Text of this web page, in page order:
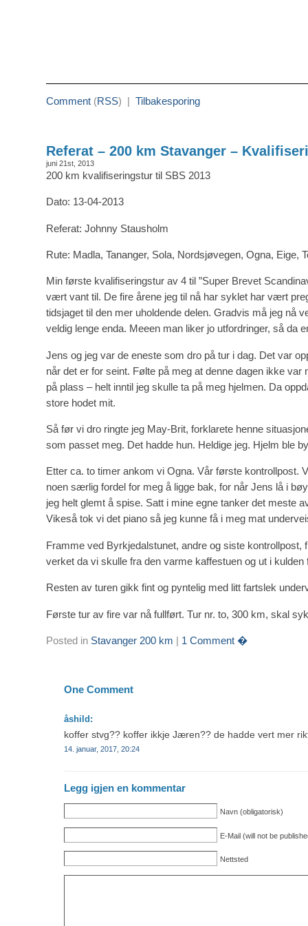
Comment (RSS) |Tilbakesporing
Referat – 200 km Stavanger –
juni 21st, 2013
200 km kvalifiseringstur til SBS 2013
Dato: 13-04-2013
Referat: Johnny Stausholm
Rute: Madla, Tananger, Sola, Nordsjøvegen, Ogna,
Min første kvalifiseringstur av 4 til ”Super Brevet
vært vant til. De fire årene jeg til nå har syklet har vært
tidsjaget til den mer uholdende delen. Gradvis må jeg nå
veldig lenge enda. Meeen man liker jo utfordringer, så da
Jens og jeg var de eneste som dro på tur i dag. Det var
når det er for seint. Følte på meg at denne dagen ikke
på plass – helt inntil jeg skulle ta på meg hjelmen. Da
store hodet mit.
Så før vi dro ringte jeg May-Brit, forklarete henne
som passet meg. Det hadde hun. Heldige jeg. Hjelm ble
Etter ca. to timer ankom vi Ogna. Vår første kontrollpost.
noen særlig fordel for meg å ligge bak, for når Jens lå i
jeg helt glemt å spise. Satt i mine egne tanker det meste
Vikeså tok vi det piano så jeg kunne få i meg mat
Framme ved Byrkjedalstunet, andre og siste
verket da vi skulle fra den varme kaffestuen og ut i
Resten av turen gikk fint og pyntelig med litt fartslek
Første tur av fire var nå fullført. Tur nr. to, 300 km, skal
Posted in Stavanger 200 km | 1 Comment �
One Comment
åshild:
koffer stvg?? koffer ikkje Jæren?? de hadde vert mer
14. januar, 2017, 20:24
Legg igjen en kommentar
Navn (obligatorisk)
E-Mail (will not be
Nettsted